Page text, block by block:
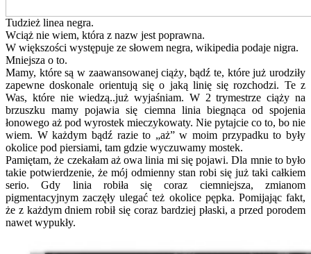
Tudzież linea negra.
Wciąż nie wiem, która z nazw jest poprawna.
W większości występuje ze słowem negra, wikipedia podaje nigra.
Mniejsza o to.
Mamy, które są w zaawansowanej ciąży, bądź te, które już urodziły
zapewne doskonale orientują się o jaką linię się rozchodzi. Te z
Was, które nie wiedzą..już wyjaśniam. W 2 trymestrze ciąży na
brzuszku mamy pojawia się ciemna linia biegnąca od spojenia
łonowego aż pod wyrostek mieczykowaty. Nie pytajcie co to, bo nie
wiem. W każdym bądź razie to „aż” w moim przypadku to były
okolice pod piersiami, tam gdzie wyczuwamy mostek.
Pamiętam, że czekałam aż owa linia mi się pojawi. Dla mnie to było
takie potwierdzenie, że mój odmienny stan robi się już taki całkiem
serio. Gdy linia robiła się coraz ciemniejsza, zmianom
pigmentacyjnym zaczęły ulegać też okolice pępka. Pomijając fakt,
że z każdym dniem robił się coraz bardziej płaski, a przed porodem
nawet wypukły.